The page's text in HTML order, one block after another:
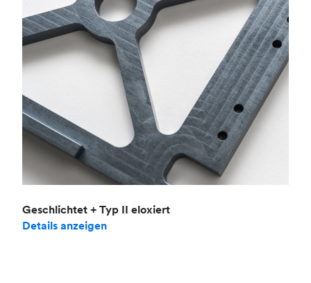
Geschlichtet + Typ II eloxiert
Details anzeigen